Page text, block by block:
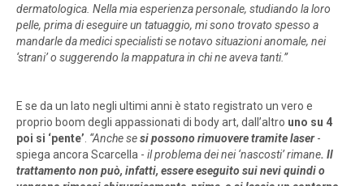
dermatologica. Nella mia esperienza personale, studiando la loro
pelle, prima di eseguire un tatuaggio, mi sono trovato spesso a
mandarle da medici specialisti se notavo situazioni anomale, nei
‘strani’ o suggerendo la mappatura in chi ne aveva tanti.”
E se da un lato negli ultimi anni è stato registrato un vero e
proprio boom degli appassionati di body art, dall’altro uno su 4
poi si ‘pente’ “Anche sesi possono rimuovere tramite laser-
spiega ancora Scarcella - il problema dei nei ‘nascosti’ rimane. Il
trattamento non può, infatti, essere eseguito sui nevi quindi o